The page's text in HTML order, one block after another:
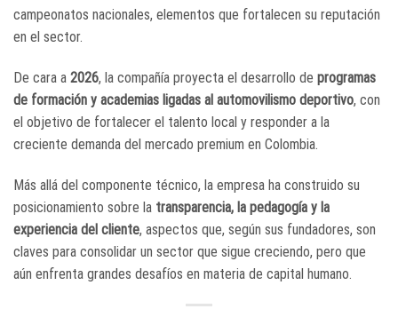
campeonatos nacionales, elementos que fortalecen su reputación
en el sector.
De cara a 2026, la compañía proyecta el desarrollo de programas
de formación y academias ligadas al automovilismo deportivo, con
el objetivo de fortalecer el talento local y responder a la
creciente demanda del mercado premium en Colombia.
Más allá del componente técnico, la empresa ha construido su
posicionamiento sobre la transparencia, la pedagogía y la
experiencia del cliente, aspectos que, según sus fundadores, son
claves para consolidar un sector que sigue creciendo, pero que
aún enfrenta grandes desafíos en materia de capital humano.